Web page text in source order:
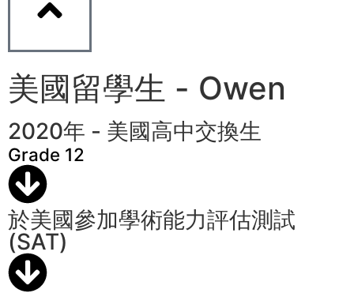
美國留學生 - Owen
2020年 - 美國高中交換生
Grade 12
於美國參加學術能力評估測試
(SAT)